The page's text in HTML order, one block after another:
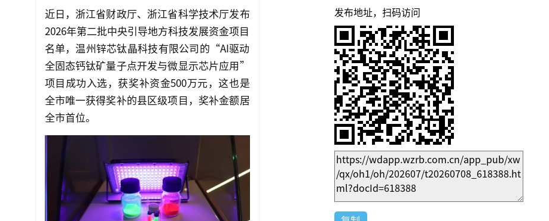
近日，浙江省财政厅、浙江省科学技术厅发布
2026年第二批中央引导地方科技发展资金项目
名单，温州锌芯钛晶科技有限公司的“AI驱动
全固态钙钛矿量子点开发与微显示芯片应用”
项目成功入选，获奖补资金500万元，这也是
全市唯一获得奖补的县区级项目，奖补金额居
全市首位。